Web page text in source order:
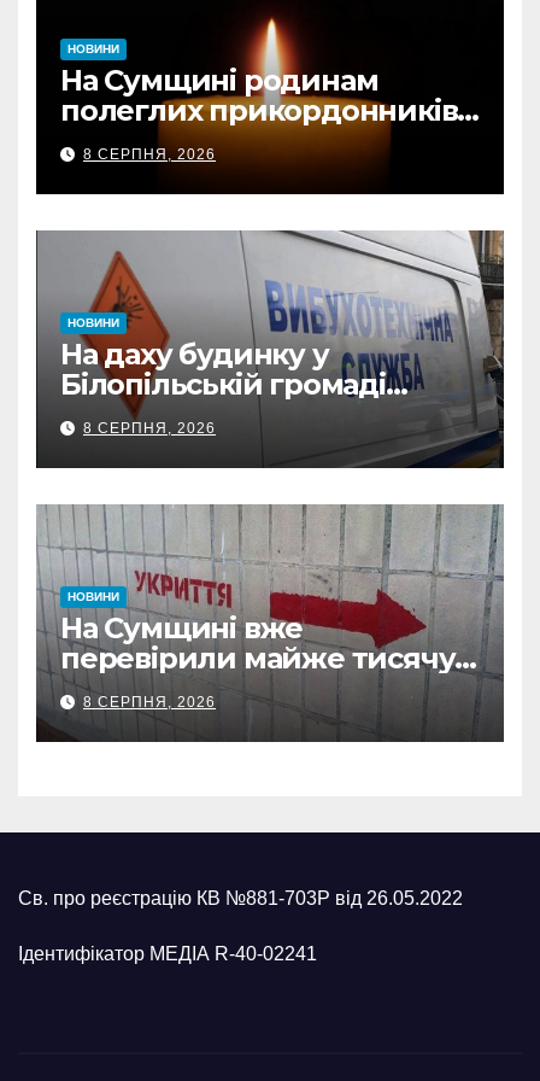
НОВИНИ
На Сумщині родинам
полеглих прикордонників
передали державні
нагороди та відомчі
відзнаки
8 СЕРПНЯ, 2026
НОВИНИ
На даху будинку у
Білопільській громаді
знайшли 120-мм міну
8 СЕРПНЯ, 2026
НОВИНИ
На Сумщині вже
перевірили майже тисячу
укриттів: де виявили
замкнені двері
8 СЕРПНЯ, 2026
Св. про реєстрацію КВ №881-703Р від 26.05.2022
Ідентифікатор МЕДІА R-40-02241